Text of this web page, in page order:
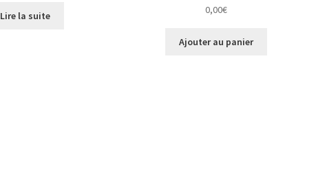
Lire la suite 0,00€
Ajouter au panier